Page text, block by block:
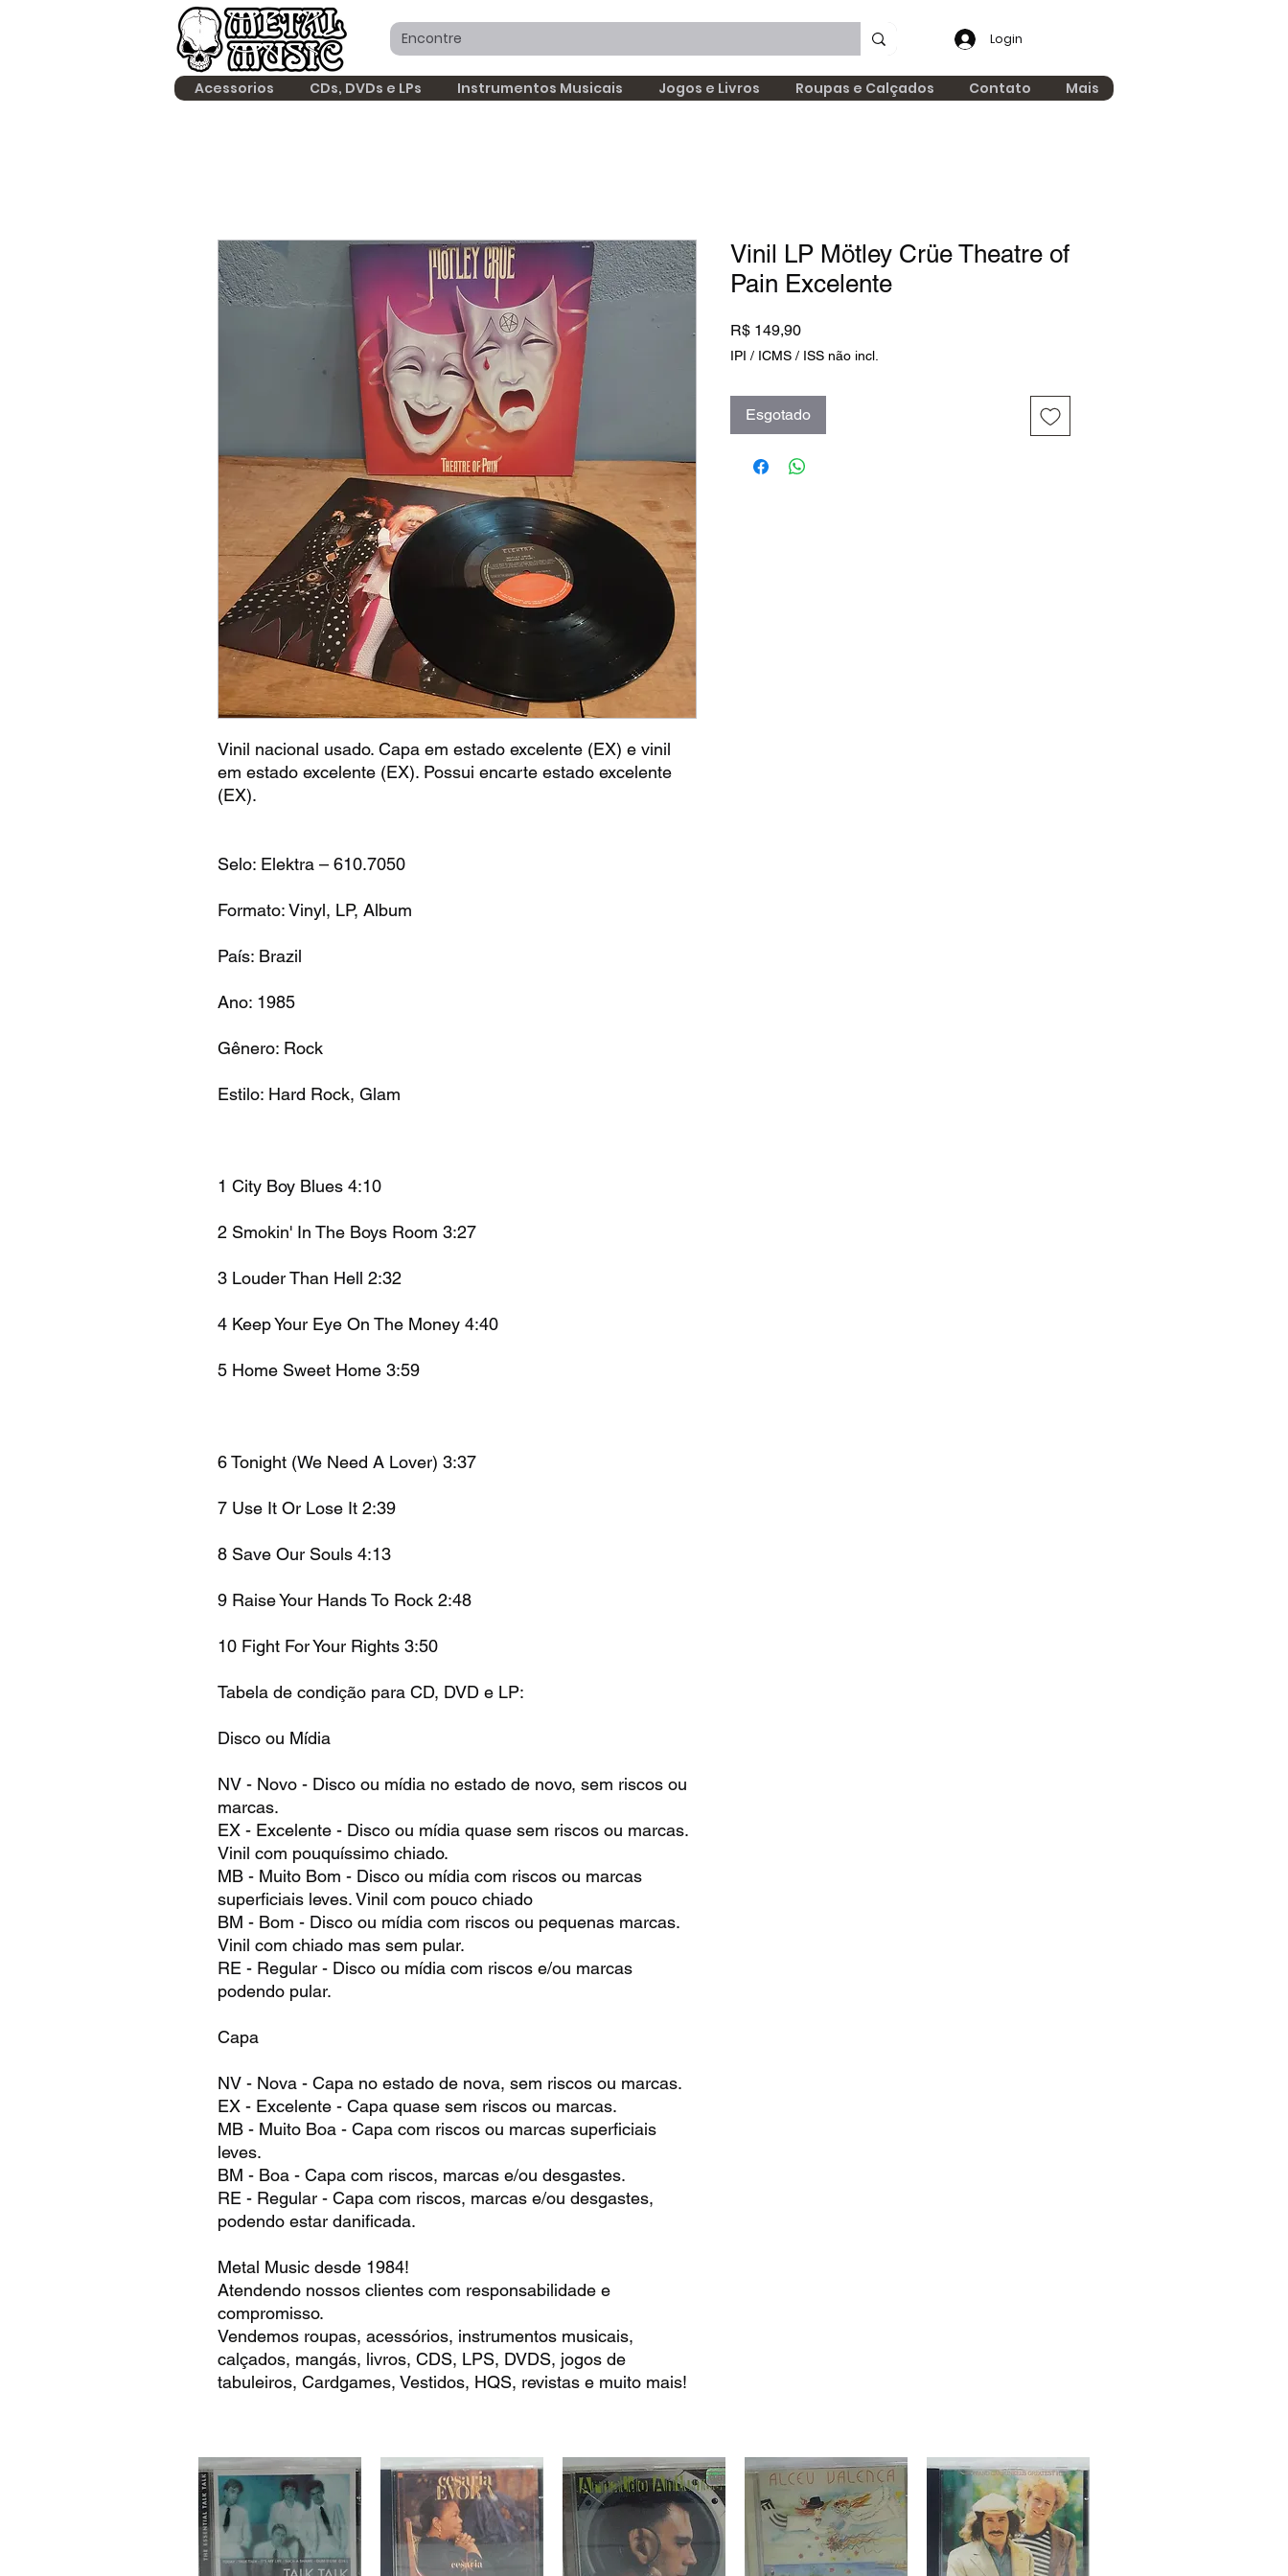
Login
Acessorios CDs, DVDs e LPs Instrumentos Musicais Jogos e Livros Roupas e Calçados Contato Mais
Vinil nacional usado. Capa em estado excelente (EX) e vinil
em estado excelente (EX). Possui encarte estado excelente
(EX).
Selo: Elektra – 610.7050
Formato: Vinyl, LP, Album
País: Brazil
Ano: 1985
Gênero: Rock
Estilo: Hard Rock, Glam
1 City Boy Blues 4:10
2 Smokin' In The Boys Room 3:27
3 Louder Than Hell 2:32
4 Keep Your Eye On The Money 4:40
5 Home Sweet Home 3:59
6 Tonight (We Need A Lover) 3:37
7 Use It Or Lose It 2:39
8 Save Our Souls 4:13
9 Raise Your Hands To Rock 2:48
10 Fight For Your Rights 3:50
Tabela de condição para CD, DVD e LP:
Disco ou Mídia
NV - Novo - Disco ou mídia no estado de novo, sem riscos ou
marcas.
EX - Excelente - Disco ou mídia quase sem riscos ou marcas.
Vinil com pouquíssimo chiado.
MB - Muito Bom - Disco ou mídia com riscos ou marcas
superficiais leves. Vinil com pouco chiado
BM - Bom - Disco ou mídia com riscos ou pequenas marcas.
Vinil com chiado mas sem pular.
RE - Regular - Disco ou mídia com riscos e/ou marcas
podendo pular.
Capa
NV - Nova - Capa no estado de nova, sem riscos ou marcas.
EX - Excelente - Capa quase sem riscos ou marcas.
MB - Muito Boa - Capa com riscos ou marcas superficiais
leves.
BM - Boa - Capa com riscos, marcas e/ou desgastes.
RE - Regular - Capa com riscos, marcas e/ou desgastes,
podendo estar danificada.
Metal Music desde 1984!
Atendendo nossos clientes com responsabilidade e
compromisso.
Vendemos roupas, acessórios, instrumentos musicais,
calçados, mangás, livros, CDS, LPS, DVDS, jogos de
tabuleiros, Cardgames, Vestidos, HQS, revistas e muito mais!
Vinil LP Mötley Crüe Theatre of
Pain Excelente
R$ 149,90Preço
IPI / ICMS / ISS não incl.
Esgotado